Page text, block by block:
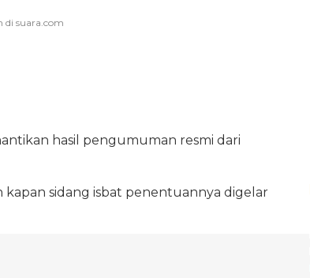
hasil pengumuman resmi dari
sidang isbat penentuannya digelar